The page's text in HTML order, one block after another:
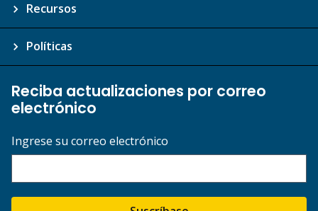
Recursos
Políticas
Reciba actualizaciones por correo
electrónico
Ingrese su correo electrónico